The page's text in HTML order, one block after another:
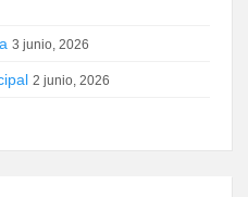
3 junio, 2026
2 junio, 2026